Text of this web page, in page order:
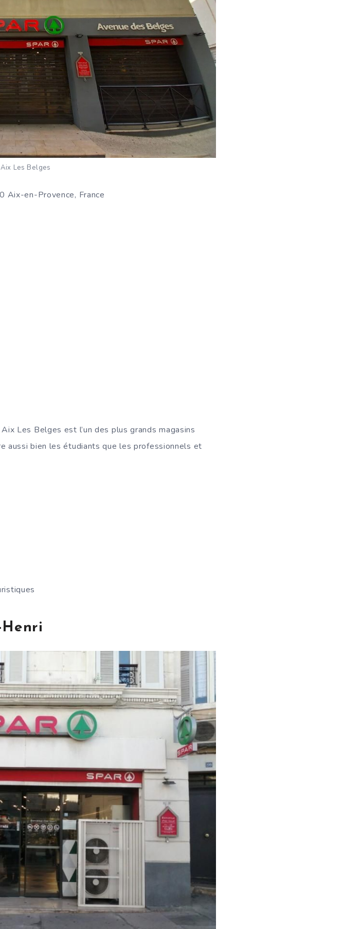
Aix Les Belges
Aix-en-Provence, France
Les Belges est l’un des plus grands magasins
aussi bien les étudiants que les professionnels et
Henri